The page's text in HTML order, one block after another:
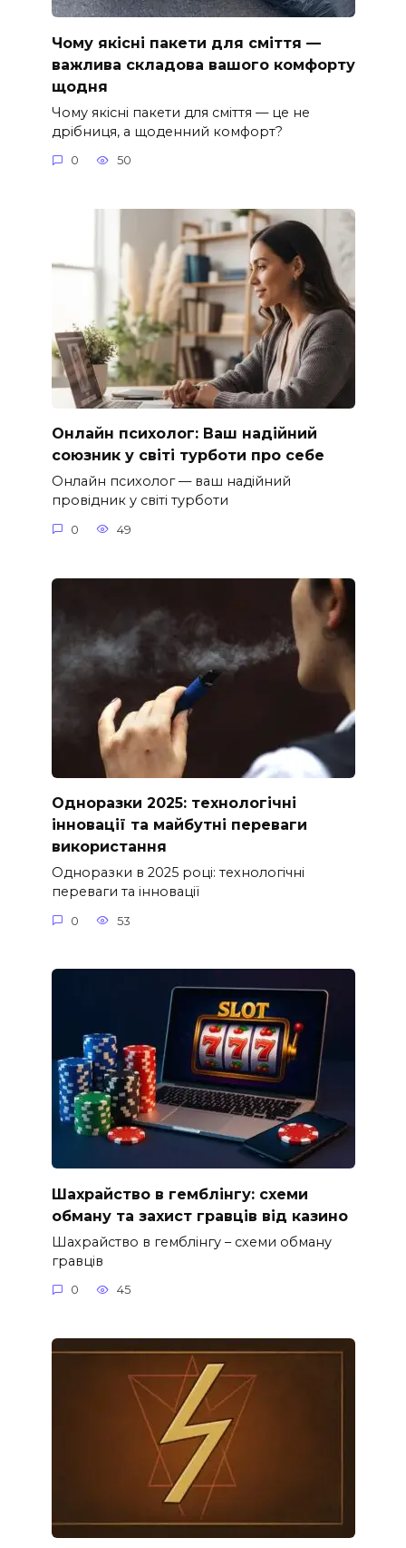
Чому якісні пакети для сміття —
важлива складова вашого комфорту
щодня
Чому якісні пакети для сміття — це не
дрібниця, а щоденний комфорт?
0 50
Онлайн психолог: Ваш надійний
союзник у світі турботи про себе
Онлайн психолог — ваш надійний
провідник у світі турботи
0 49
Одноразки 2025: технологічні
інновації та майбутні переваги
використання
Одноразки в 2025 році: технологічні
переваги та інновації
0 53
Шахрайство в гемблінгу: схеми
обману та захист гравців від казино
Шахрайство в гемблінгу – схеми обману
гравців
0 45